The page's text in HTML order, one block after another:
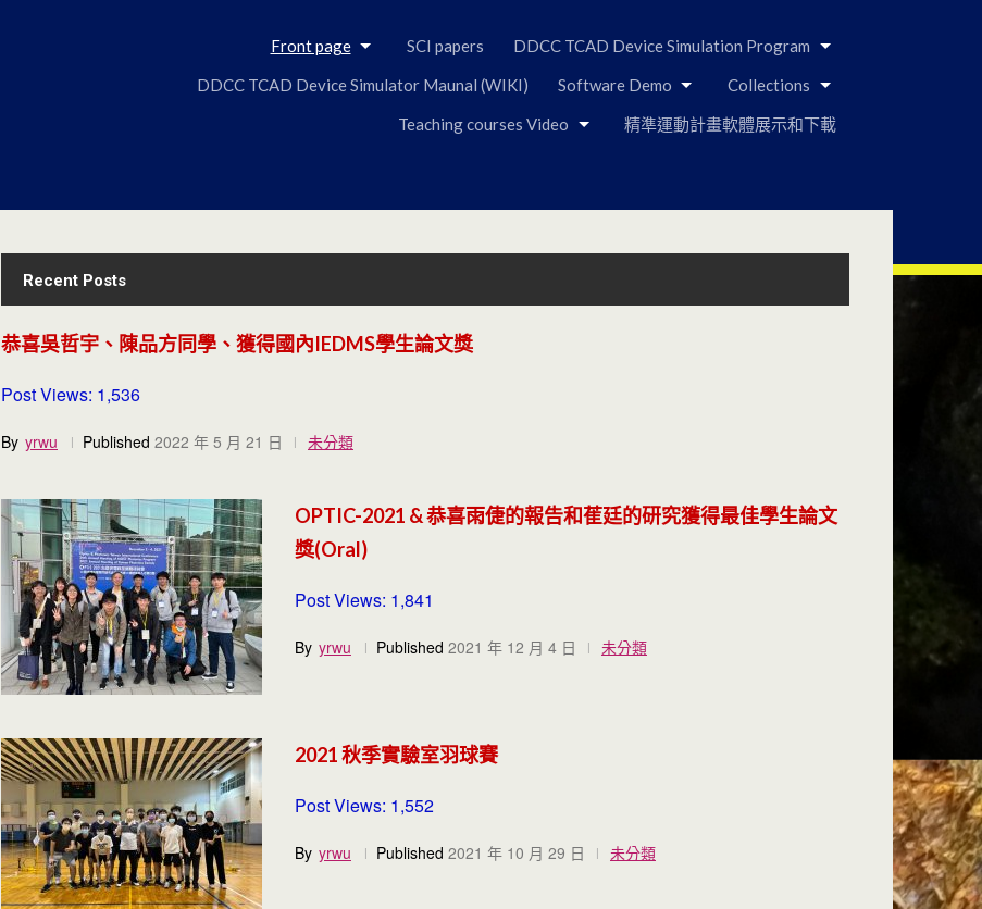
content
Front page SCI papers
DDCC TCAD Device Simulation Program
DDCC TCAD Device Simulator Maunal (WIKI)
Software Demo
Collections
Teaching courses Video
精準運動計畫軟體展示和下載
Recent Posts
恭喜吳哲宇、陳品方同學、獲得國內IEDMS學生論文獎
Post Views: 1,536
By yrwu Published 2022 年 5 月 21 日 未分類
OPTIC-2021 & 恭喜雨倢的報告和萑廷的研究獲得最佳學生論文
獎(Oral)
Post Views: 1,841
By yrwu Published 2021 年 12 月 4 日 未分類
2021 秋季實驗室羽球賽
Post Views: 1,552
By yrwu Published 2021 年 10 月 29 日 未分類